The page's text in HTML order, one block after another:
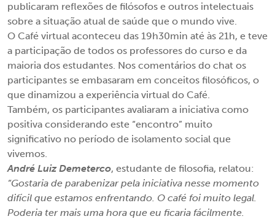
publicaram reflexões de filósofos e outros intelectuais
sobre a situação atual de saúde que o mundo vive.
O Café virtual aconteceu das 19h30min até às 21h, e teve
a participação de todos os professores do curso e da
maioria dos estudantes. Nos comentários do chat os
participantes se embasaram em conceitos filosóficos, o
que dinamizou a experiência virtual do Café.
Também, os participantes avaliaram a iniciativa como
positiva considerando este “encontro” muito
significativo no período de isolamento social que
vivemos.
André Luiz Demeterco, estudante de filosofia, relatou:
“Gostaria de parabenizar pela iniciativa nesse momento
difícil que estamos enfrentando. O café foi muito legal.
Poderia ter mais uma hora que eu ficaria fácilmente.